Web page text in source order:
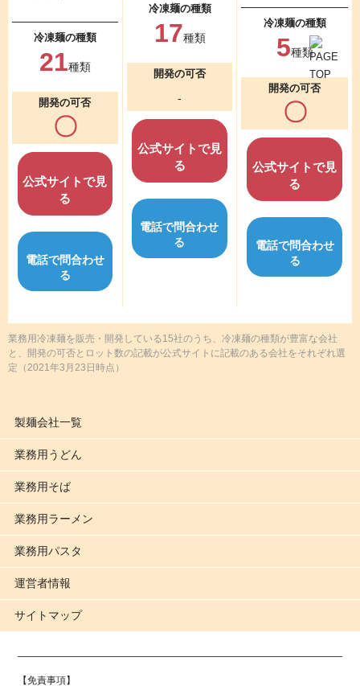
冷凍麺の種類
21種類
開発の可否
〇
公式サイトで見
る
電話で問合わせ
る
冷凍麺の種類
17種類
開発の可否
-
公式サイトで見
る
電話で問合わせ
る
冷凍麺の種類
5種類
開発の可否
〇
公式サイトで見
る
電話で問合わせ
る
業務用冷凍麺を販売・開発している15社のうち、冷凍麺の種類が豊富な会社
と、開発の可否とロット数の記載が公式サイトに記載のある会社をそれぞれ選
定 （2021年3月23日時点）
製麺会社一覧
業務用うどん
業務用そば
業務用ラーメン
業務用パスタ
運営者情報
サイトマップ
【免責事項】